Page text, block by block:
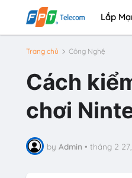
Lắp
Trang chủ Công Nghệ
Cách
chơi
by Admin • tháng 2